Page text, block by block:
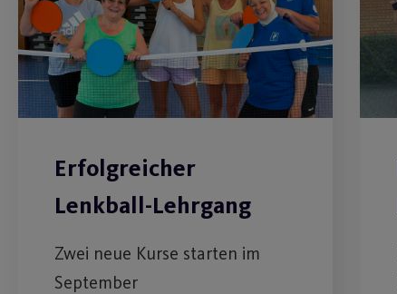
Erfolgreicher
Lenkball-Lehrgang
Zwei neue Kurse starten im
September